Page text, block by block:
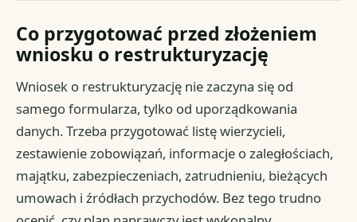
Co przygotować przed złożeniem
wniosku o restrukturyzację
Wniosek o restrukturyzację nie zaczyna się od
samego formularza, tylko od uporządkowania
danych. Trzeba przygotować listę wierzycieli,
zestawienie zobowiązań, informacje o zaległościach,
majątku, zabezpieczeniach, zatrudnieniu, bieżących
umowach i źródłach przychodów. Bez tego trudno